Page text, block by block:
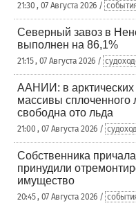
21:30 , 07 Августа 2026 /
Северный завоз в
выполнен на 86,1%
21:15 , 07 Августа 2026 /
ААНИИ: в
массивы сплоченного
свободна ото льда
21:00 , 07 Августа 2026 /
Собственника
принудили
имущество
20:45 , 07 Августа 2026 /